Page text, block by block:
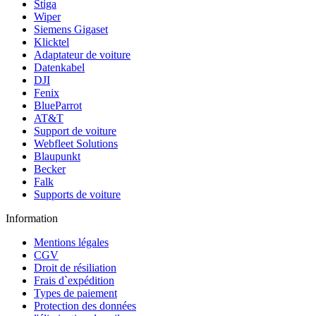
Stiga
Wiper
Siemens Gigaset
Klicktel
Adaptateur de voiture
Datenkabel
DJI
Fenix
BlueParrot
AT&T
Support de voiture
Webfleet Solutions
Blaupunkt
Becker
Falk
Supports de voiture
Information
Mentions légales
CGV
Droit de résiliation
Frais d`expédition
Types de paiement
Protection des données